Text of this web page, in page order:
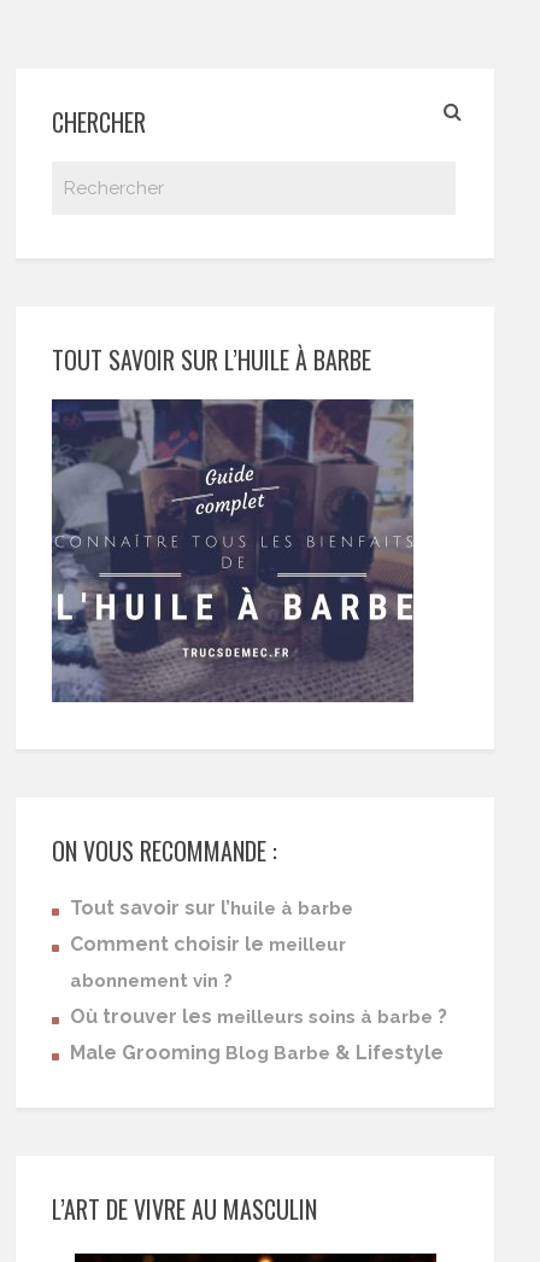
CHERCHER
TOUT SAVOIR SUR L’HUILE À BARBE
ON VOUS RECOMMANDE :
Tout savoir sur l’huile à barbe
Comment choisir le meilleur
abonnement vin ?
Où trouver les meilleurs soins à barbe ?
Male Grooming Blog Barbe & Lifestyle
L’ART DE VIVRE AU MASCULIN